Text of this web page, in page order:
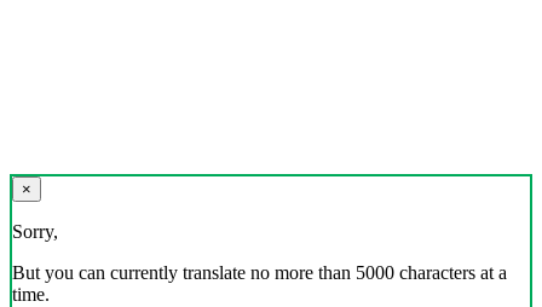
×
Sorry,
But you can currently translate no more than 5000 characters at a
time.